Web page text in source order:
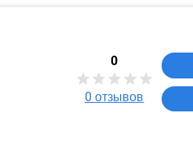
0
0 отзывов